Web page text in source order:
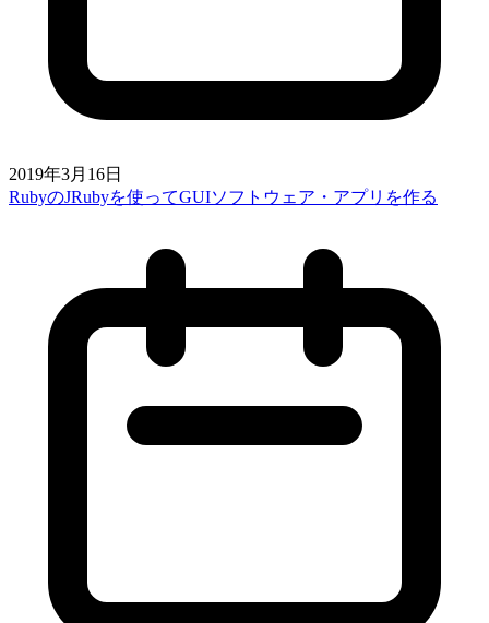
2019年3月16日
RubyのJRubyを使ってGUIソフトウェア・アプリを作る